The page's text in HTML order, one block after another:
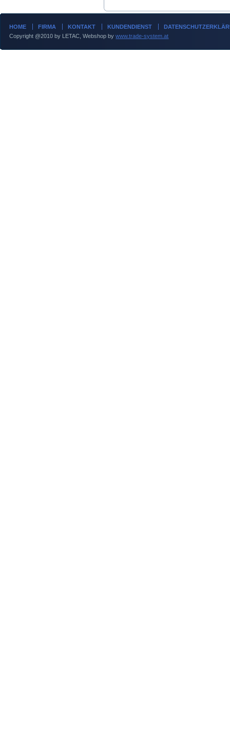
HOME FIRMA KONTAKT KUNDENDIENST
Copyright @2010 by LETAC, Webshop bywww.trade-system.at